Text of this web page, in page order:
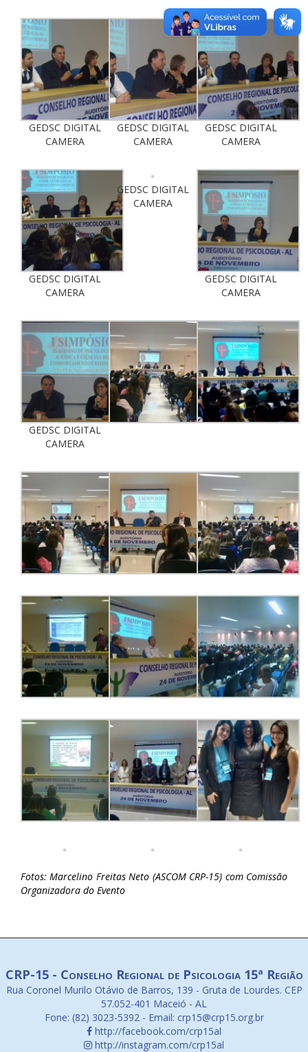
GEDSC DIGITAL
CAMERA
GEDSC DIGITAL
CAMERA
GEDSC DIGITAL
CAMERA
GEDSC DIGITAL
CAMERA
GEDSC DIGITAL
CAMERA
GEDSC DIGITAL
CAMERA
GEDSC DIGITAL
CAMERA
Fotos: Marcelino Freitas Neto (ASCOM CRP-15) com Comissão
Organizadora do Evento
CRP-15 - Conselho Regional de Psicologia 15ª Região
Rua Coronel Murilo Otávio de Barros, 139 - Gruta de Lourdes. CEP
57.052-401 Maceió - AL
Fone: (82) 3023-5392 - Email: crp15@crp15.org.br
http://facebook.com/crp15al
http://instagram.com/crp15al